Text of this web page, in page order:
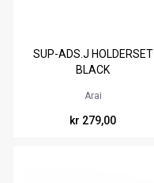
SUP-ADS.J HOLDERSET
BLACK
Arai
kr 279,00